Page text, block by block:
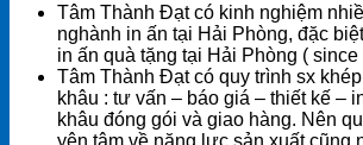
Tâm Thành Đạt có kinh nghiệm
nghành in ấn tại Hải Phòng, đặc
in ấn quà tặng tại Hải Phòng ( since
Tâm Thành Đạt có quy trình sx
khâu : tư vấn – báo giá – thiết kế –
khâu đóng gói và giao hàng. Nên
yên tâm về năng lực sản xuất cũng